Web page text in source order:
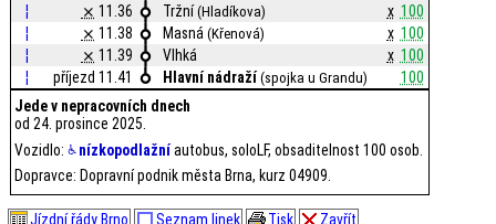
¦
⨯ 11.36 Tržní(Hladíkova) x 100
¦
⨯ 11.38 Masná(Křenová) x 100
¦
⨯ 11.39 Vlhká x 100
¦
příjezd 11.41 Hlavní nádraží (spojka u Grandu)
100
Jede v nepracovních dnech
od 24. prosince 2025.
Vozidlo: nízkopodlažníautobus, soloLF, obsaditelnost 100 osob.
Dopravce: Dopravní podnik města Brna, kurz 04909.
Jízdní řády Brno Seznam linek Tisk Zavřít